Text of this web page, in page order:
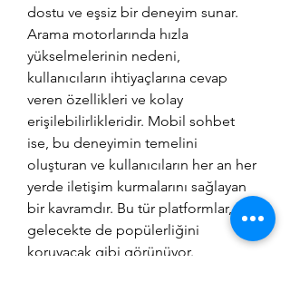
dostu ve eşsiz bir deneyim sunar.
Arama motorlarında hızla
yükselmelerinin nedeni,
kullanıcıların ihtiyaçlarına cevap
veren özellikleri ve kolay
erişilebilirlikleridir. Mobil sohbet
ise, bu deneyimin temelini
oluşturan ve kullanıcıların her an her
yerde iletişim kurmalarını sağlayan
bir kavramdır. Bu tür platformlar,
gelecekte de popülerliğini
koruyacak gibi görünüyor.